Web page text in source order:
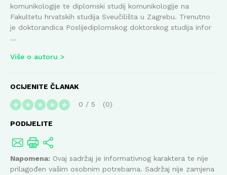
komunikologije te diplomski studij komunikologije na
Fakultetu hrvatskih studija Sveučilišta u Zagrebu. Trenutno
je doktorandica Poslijediplomskog doktorskog studija infor
...
Više o autoru
OCIJENITE ČLANAK
★ ★ ★ ★ ★ 0 / 5 0
PODIJELITE
Napomena: Ovaj sadržaj je informativnog karaktera te nije
prilagođen vašim osobnim potrebama. Sadržaj nije zamjena